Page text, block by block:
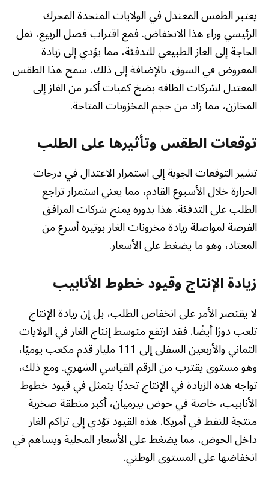
يعتبر الطقس المعتدل في الولايات المتحدة المحرك
الرئيسي وراء هذا الانخفاض. فمع اقتراب فصل الربيع، تقل
الحاجة إلى الغاز الطبيعي للتدفئة، مما يؤدي إلى زيادة
المعروض في السوق. بالإضافة إلى ذلك، سمح هذا الطقس
المعتدل لشركات الطاقة بضخ كميات أكبر من الغاز إلى
المخازن، مما زاد من حجم المخزونات المتاحة.
توقعات الطقس وتأثيرها على الطلب
تشير التوقعات الجوية إلى استمرار الاعتدال في درجات
الحرارة خلال الأسبوع القادم، مما يعني استمرار تراجع
الطلب على التدفئة. هذا بدوره يمنح شركات المرافق
الفرصة لمواصلة زيادة مخزونات الغاز بوتيرة أسرع من
المعتاد، وهو ما يضغط على الأسعار.
زيادة الإنتاج وقيود خطوط الأنابيب
لا يقتصر الأمر على انخفاض الطلب، بل إن زيادة الإنتاج
تلعب دورًا أيضًا. فقد ارتفع متوسط إنتاج الغاز في الولايات
الثماني والأربعين السفلى إلى 111 مليار قدم مكعب يوميًا،
وهو مستوى يقترب من الرقم القياسي الشهري. ومع ذلك،
تواجه هذه الزيادة في الإنتاج تحديًا يتمثل في قيود خطوط
الأنابيب، خاصة في حوض بيرميان، أكبر منطقة صخرية
منتجة للنفط في أمريكا. هذه القيود تؤدي إلى تراكم الغاز
داخل الحوض، مما يضغط على الأسعار المحلية ويساهم في
انخفاضها على المستوى الوطني.